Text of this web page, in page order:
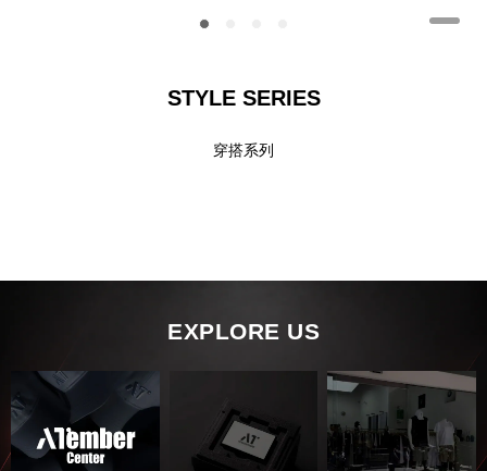
STYLE SERIES
穿搭系列
EXPLORE US